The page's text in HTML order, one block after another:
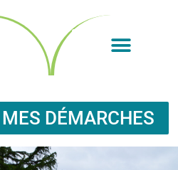
MES DÉMARCHES